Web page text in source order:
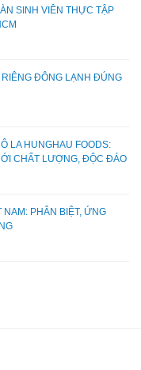
SINH VIÊN THỰC TẬP
ĐÔNG LẠNH ĐÚNG
LA HUNGHAU FOODS:
CHẤT LƯỢNG, ĐỘC ĐÁO
PHÂN BIỆT, ỨNG